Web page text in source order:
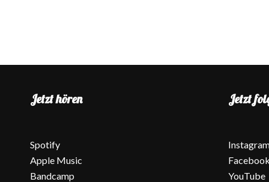
Jetzt hören
Spotify
Apple Music
Bandcamp
Jetzt
Facebook
YouTube